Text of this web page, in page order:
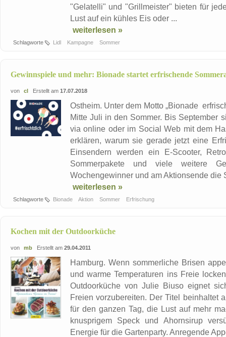
"Gelatelli" und "Grillmeister" bieten für
Lust auf ein kühles Eis oder ...
weiterlesen »
Schlagworte Lidl Kampagne Sommer
Gewinnspiele und mehr: Bionade startet erfrischende
von cl Erstellt am 17.07.2018
Ostheim. Unter dem Motto „Bionade
Mitte Juli in den Sommer. Bis September
via online oder im Social Web mit dem
erklären, warum sie gerade jetzt eine
Einsendern werden ein E-Scooter,
Sommerpakete und viele weitere
Wochengewinner und am Aktionsende die
weiterlesen »
Schlagworte Bionade Aktion Sommer Erfrischung
Kochen mit der Outdoorküche
von mb Erstellt am 29.04.2011
Hamburg. Wenn sommerliche Brisen
und warme Temperaturen ins Freie
Outdoorküche von Julie Biuso eignet
Freien vorzubereiten. Der Titel beinhaltet
für den ganzen Tag, die Lust auf mehr
knusprigem Speck und Ahornsirup
Energie für die Gartenparty. Anregende